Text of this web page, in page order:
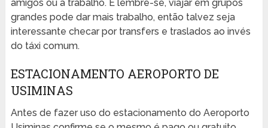
amigos ou a trabalho. E lembre-se, viajar em grupos
grandes pode dar mais trabalho, então talvez seja
interessante checar por transfers e traslados ao invés
do táxi comum.
ESTACIONAMENTO AEROPORTO DE
USIMINAS
Antes de fazer uso do estacionamento do Aeroporto